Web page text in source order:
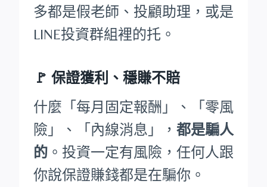
多都是假老師、投顧助理，或是
LINE投資群組裡的托。
🚩 保證獲利、穩賺不賠
什麼「每月固定報酬」、「零風
險」、「內線消息」， 都是騙人
的 。投資一定有風險，任何人跟
你說保證賺錢都是在騙你。